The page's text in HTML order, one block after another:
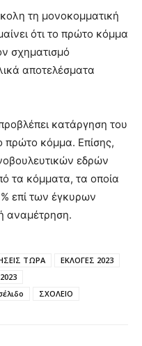
τη μονοκομματική
ότι το πρώτο κόμμα
σχηματισμό
αποτελέσματα
κατάργηση του
πρώτο κόμμα. Επίσης,
εδρών
τα κόμματα, τα οποία
επί των έγκυρων
αναμέτρηση.
ΤΩΡΑ
ΕΚΛΟΓΕΣ 2023
ΣΧΟΛΕΙΟ